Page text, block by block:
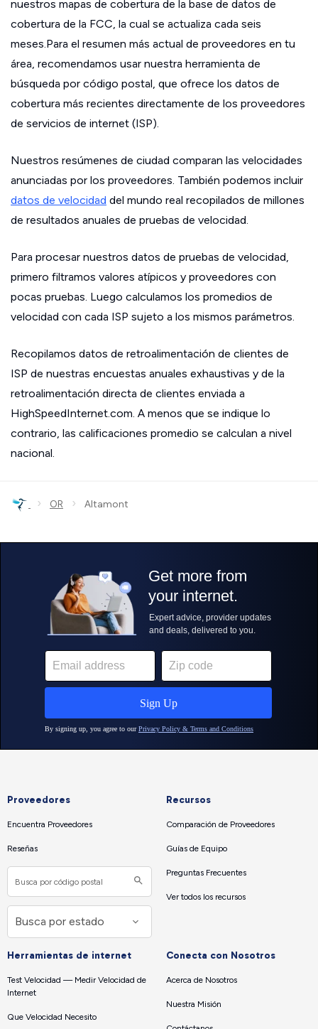
nuestros mapas de cobertura de la base de datos de
cobertura de la FCC, la cual se actualiza cada seis
meses.Para el resumen más actual de proveedores en tu
área, recomendamos usar nuestra herramienta de
búsqueda por código postal, que ofrece los datos de
cobertura más recientes directamente de los proveedores
de servicios de internet (ISP).
Nuestros resúmenes de ciudad comparan las velocidades
anunciadas por los proveedores. También podemos incluir
datos de velocidad del mundo real recopilados de millones
de resultados anuales de pruebas de velocidad.
Para procesar nuestros datos de pruebas de velocidad,
primero filtramos valores atípicos y proveedores con
pocas pruebas. Luego calculamos los promedios de
velocidad con cada ISP sujeto a los mismos parámetros.
Recopilamos datos de retroalimentación de clientes de
ISP de nuestras encuestas anuales exhaustivas y de la
retroalimentación directa de clientes enviada a
HighSpeedInternet.com. A menos que se indique lo
contrario, las calificaciones promedio se calculan a nivel
nacional.
› OR › Altamont
Proveedores
Encuentra Proveedores
Reseñas
Recursos
Comparación de Proveedores
Guías de Equipo
Preguntas Frecuentes
Ver todos los recursos
Herramientas de internet
Test Velocidad — Medir Velocidad de
Internet
Que Velocidad Necesito
Conecta con Nosotros
Acerca de Nosotros
Nuestra Misión